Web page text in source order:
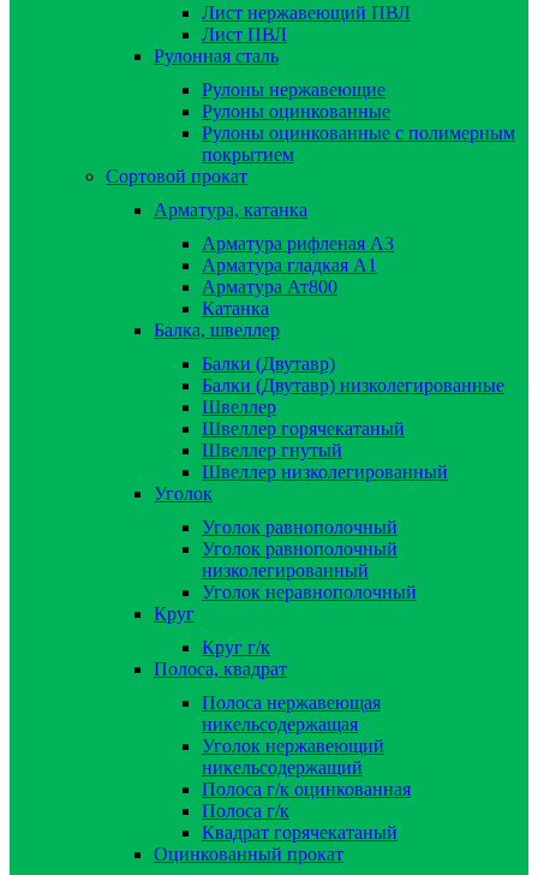
Лист нержавеющий ПВЛ
Лист ПВЛ
Рулонная сталь
Рулоны нержавеющие
Рулоны оцинкованные
Рулоны оцинкованные с полимерным
покрытием
Сортовой прокат
Арматура, катанка
Арматура рифленая А3
Арматура гладкая А1
Арматура Ат800
Катанка
Балка, швеллер
Балки (Двутавр)
Балки (Двутавр) низколегированные
Швеллер
Швеллер горячекатаный
Швеллер гнутый
Швеллер низколегированный
Уголок
Уголок равнополочный
Уголок равнополочный
низколегированный
Уголок неравнополочный
Круг
Круг г/к
Полоса, квадрат
Полоса нержавеющая
никельсодержащая
Уголок нержавеющий
никельсодержащий
Полоса г/к оцинкованная
Полоса г/к
Квадрат горячекатаный
Оцинкованный прокат